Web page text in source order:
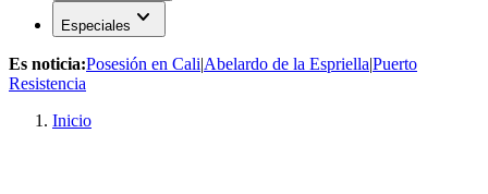
Especiales expand_more
Es noticia:Posesión en Cali|Abelardo de la Espriella|Puerto
Resistencia
Inicio